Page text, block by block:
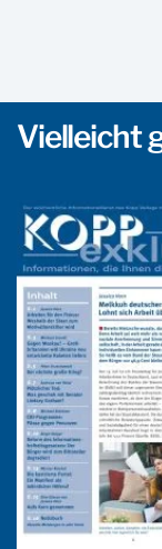
Vielleicht